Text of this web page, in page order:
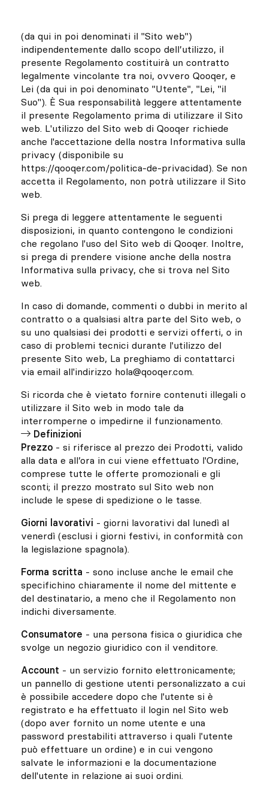
(da qui in poi denominati il "Sito web")
indipendentemente dallo scopo dell’utilizzo, il
presente Regolamento costituirà un contratto
legalmente vincolante tra noi, ovvero Qooqer, e
Lei (da qui in poi denominato "Utente", "Lei, "il
Suo"). È Sua responsabilità leggere attentamente
il presente Regolamento prima di utilizzare il Sito
web. L'utilizzo del Sito web di Qooqer richiede
anche l'accettazione della nostra Informativa sulla
privacy (disponibile su
https://qooqer.com/politica-de-privacidad). Se non
accetta il ​​Regolamento, non potrà utilizzare il Sito
web.
Si prega di leggere attentamente le seguenti
disposizioni, in quanto contengono le condizioni
che regolano l'uso del Sito web di Qooqer. Inoltre,
si prega di prendere visione anche della nostra
Informativa sulla privacy, che si trova nel Sito
web.
In caso di domande, commenti o dubbi in merito al
contratto o a qualsiasi altra parte del Sito web, o
su uno qualsiasi dei prodotti e servizi offerti, o in
caso di problemi tecnici durante l'utilizzo del
presente Sito web, La preghiamo di contattarci
via email all'indirizzo hola@qooqer.com.
Si ricorda che è vietato fornire contenuti illegali o
utilizzare il Sito web in modo tale da
interromperne o impedirne il funzionamento.
Definizioni
Prezzo - si riferisce al prezzo dei Prodotti, valido
alla data e all’ora in cui viene effettuato l'Ordine,
comprese tutte le offerte promozionali e gli
sconti; il prezzo mostrato sul Sito web non
include le spese di spedizione o le tasse.
Giorni lavorativi - giorni lavorativi dal lunedì al
venerdì (esclusi i giorni festivi, in ​​conformità con
la legislazione spagnola).
Forma scritta - sono incluse anche le email che
specifichino chiaramente il nome del mittente e
del destinatario, a meno che il Regolamento non
indichi diversamente.
Consumatore - una persona fisica o giuridica che
svolge un negozio giuridico con il venditore.
Account - un servizio fornito elettronicamente;
un pannello di gestione utenti personalizzato a cui
è possibile accedere dopo che l'utente si è
registrato e ha effettuato il login nel Sito web
(dopo aver fornito un nome utente e una
password prestabiliti attraverso i quali l'utente
può effettuare un ordine) e in cui vengono
salvate le informazioni e la documentazione
dell'utente in relazione ai suoi ordini.